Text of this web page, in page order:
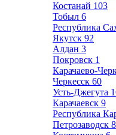
Костанай 103
Тобыл 6
Республика
Якутск 92
Алдан 3
Покровск 1
Карачаево-
Черкесск 60
Усть-Джегута
Карачаевск 9
Республика
Петрозаводск